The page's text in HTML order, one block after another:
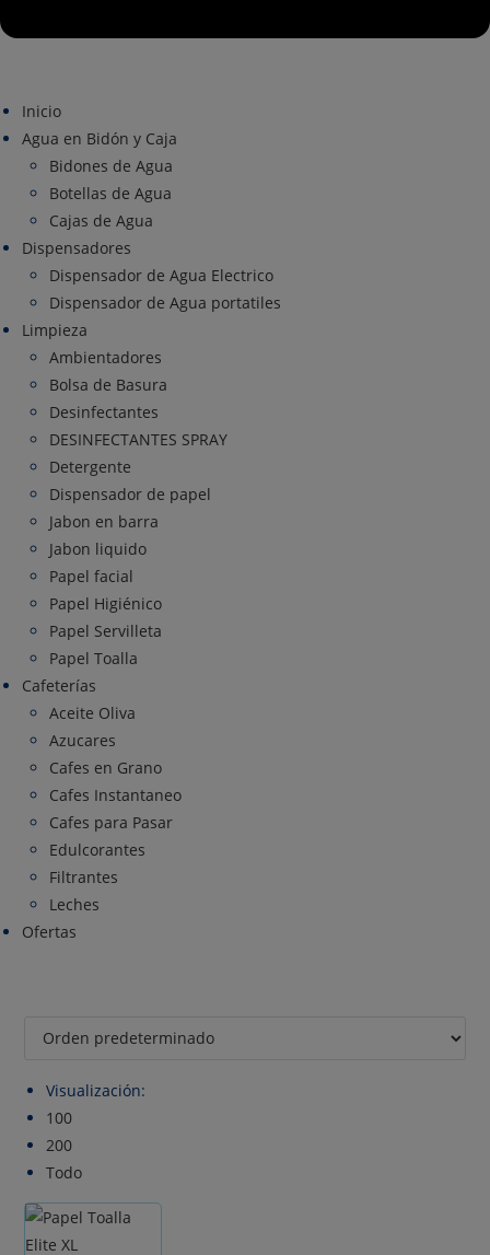
Inicio
Agua en Bidón y Caja
Bidones de Agua
Botellas de Agua
Cajas de Agua
Dispensadores
Dispensador de Agua Electrico
Dispensador de Agua portatiles
Limpieza
Ambientadores
Bolsa de Basura
Desinfectantes
DESINFECTANTES SPRAY
Detergente
Dispensador de papel
Jabon en barra
Jabon liquido
Papel facial
Papel Higiénico
Papel Servilleta
Papel Toalla
Cafeterías
Aceite Oliva
Azucares
Cafes en Grano
Cafes Instantaneo
Cafes para Pasar
Edulcorantes
Filtrantes
Leches
Ofertas
Visualización:
100
200
Todo